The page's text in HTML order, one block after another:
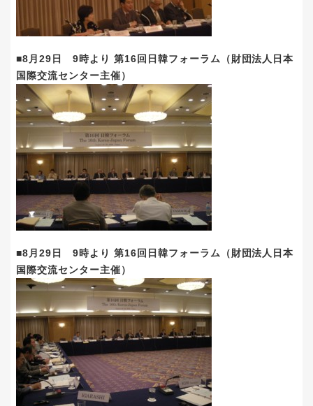
■8月29日 9時より 第16回日韓フォーラム（財団法人日本
国際交流センター主催）
■8月29日 9時より 第16回日韓フォーラム（財団法人日本
国際交流センター主催）